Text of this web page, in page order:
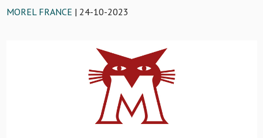
MOREL FRANCE | 24-10-2023